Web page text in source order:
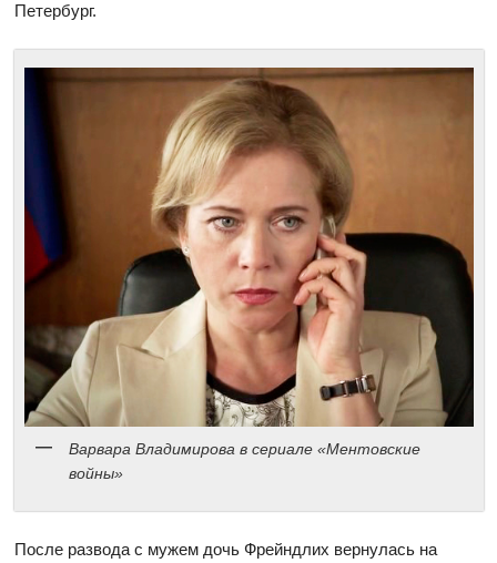
Петербург.
Варвара Владимирова в сериале «Ментовские
войны»
После развода с мужем дочь Фрейндлих вернулась на